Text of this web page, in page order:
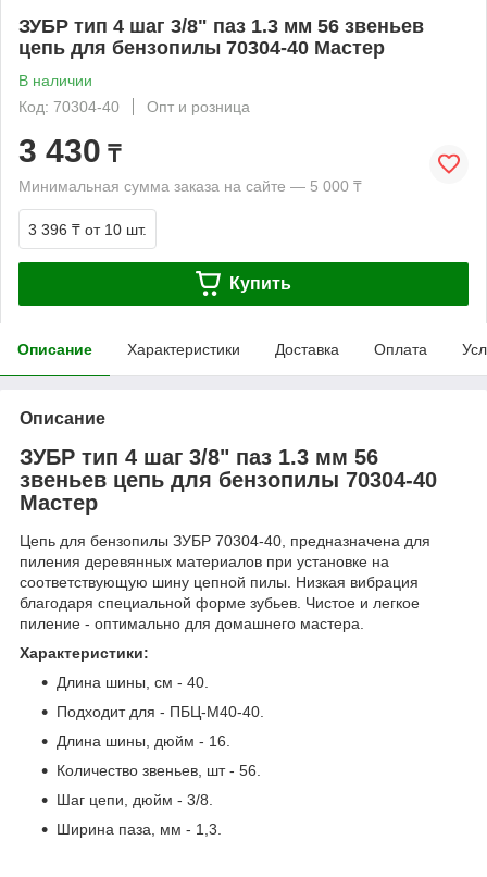
ЗУБР тип 4 шаг 3/8" паз 1.3 мм 56 звеньев
цепь для бензопилы 70304-40 Мастер
В наличии
Код: 70304-40
Опт и розница
3 430 ₸
Минимальная сумма заказа на сайте — 5 000 ₸
3 396 ₸ от 10 шт.
Купить
Описание Характеристики Доставка Оплата
Описание
ЗУБР тип 4 шаг 3/8" паз 1.3 мм 56
звеньев цепь для бензопилы 70304-40
Мастер
Цепь для бензопилы ЗУБР 70304-40, предназначена для
пиления деревянных материалов при установке на
соответствующую шину цепной пилы. Низкая вибрация
благодаря специальной форме зубьев. Чистое и легкое
пиление - оптимально для домашнего мастера.
Характеристики:
Длина шины, см - 40.
Подходит для - ПБЦ-М40-40.
Длина шины, дюйм - 16.
Количество звеньев, шт - 56.
Шаг цепи, дюйм - 3/8.
Ширина паза, мм - 1,3.